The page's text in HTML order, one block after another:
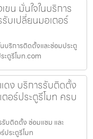
ขน มั่นใจในบริการ
บเปลี่ยนมอเตอร์
บริการติดตั้งและซ่อมประตู
ะตูรีโมท.com
ดง บริการรับติดตั้ง
อร์ประตูรีโมท ครบ
บติดตั้ง ซ่อมแซม และ
ประตูรีโมท